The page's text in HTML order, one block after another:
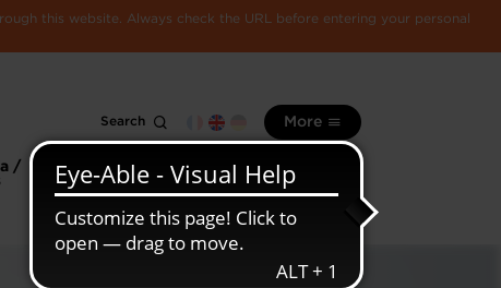
this website. Always check the URL before entering your personal
Search More
/
information
Luxembourg
economy